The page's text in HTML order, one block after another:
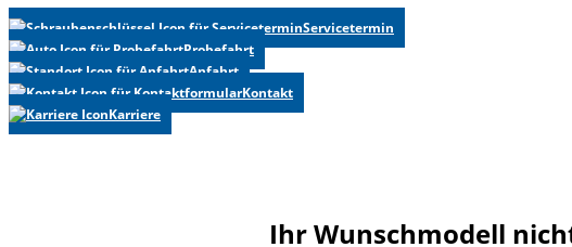
Servicetermin
Probefahrt
Anfahrt
Kontakt
Karriere
Ihr Wunschmodell